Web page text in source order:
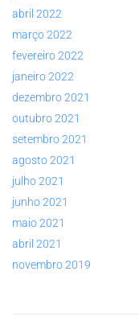
abril 2022
março 2022
fevereiro 2022
janeiro 2022
dezembro 2021
outubro 2021
setembro 2021
agosto 2021
julho 2021
junho 2021
maio 2021
abril 2021
novembro 2019